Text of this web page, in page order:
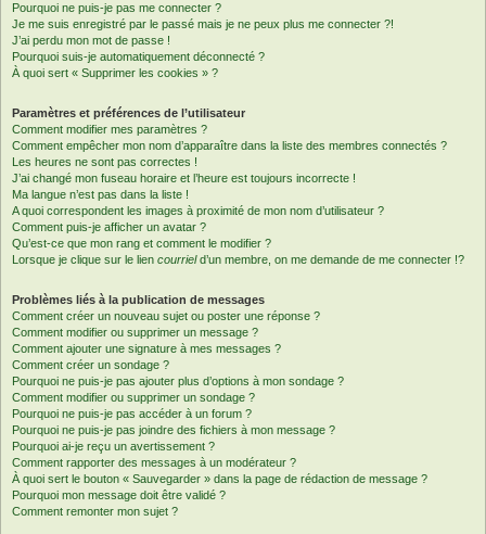
Pourquoi ne puis-je pas me connecter ?
Je me suis enregistré par le passé mais je ne peux plus me connecter ?!
J’ai perdu mon mot de passe !
Pourquoi suis-je automatiquement déconnecté ?
À quoi sert « Supprimer les cookies » ?
Paramètres et préférences de l’utilisateur
Comment modifier mes paramètres ?
Comment empêcher mon nom d’apparaître dans la liste des membres connectés ?
Les heures ne sont pas correctes !
J’ai changé mon fuseau horaire et l’heure est toujours incorrecte !
Ma langue n’est pas dans la liste !
A quoi correspondent les images à proximité de mon nom d’utilisateur ?
Comment puis-je afficher un avatar ?
Qu’est-ce que mon rang et comment le modifier ?
Lorsque je clique sur le lien courrield’un membre, on me demande de me connecter !?
Problèmes liés à la publication de messages
Comment créer un nouveau sujet ou poster une réponse ?
Comment modifier ou supprimer un message ?
Comment ajouter une signature à mes messages ?
Comment créer un sondage ?
Pourquoi ne puis-je pas ajouter plus d’options à mon sondage ?
Comment modifier ou supprimer un sondage ?
Pourquoi ne puis-je pas accéder à un forum ?
Pourquoi ne puis-je pas joindre des fichiers à mon message ?
Pourquoi ai-je reçu un avertissement ?
Comment rapporter des messages à un modérateur ?
À quoi sert le bouton « Sauvegarder » dans la page de rédaction de message ?
Pourquoi mon message doit être validé ?
Comment remonter mon sujet ?